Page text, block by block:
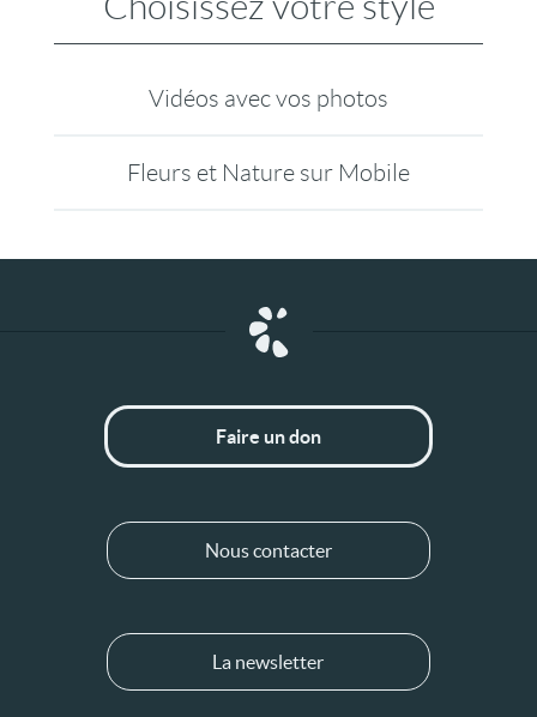
Vidéos avec vos photos
Fleurs et Nature sur Mobile
Faire un don
Nous contacter
La newsletter